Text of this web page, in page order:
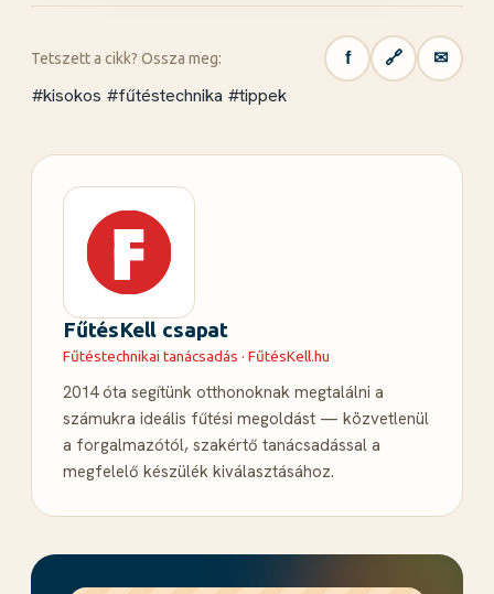
Tetszett a cikk? Ossza meg: f 🔗 ✉
#kisokos #fűtéstechnika #tippek
FűtésKell csapat
Fűtéstechnikai tanácsadás · FűtésKell.hu
2014 óta segítünk otthonoknak megtalálni a
számukra ideális fűtési megoldást — közvetlenül
a forgalmazótól, szakértő tanácsadással a
megfelelő készülék kiválasztásához.